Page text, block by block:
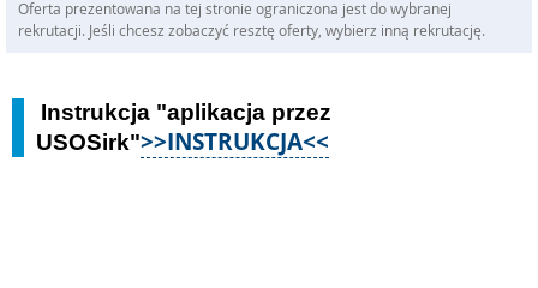
Oferta prezentowana na tej stronie ograniczona jest do wybranej
rekrutacji. Jeśli chcesz zobaczyć resztę oferty, wybierz inną rekrutację.
Instrukcja "aplikacja przez
USOSirk">>INSTRUKCJA<<